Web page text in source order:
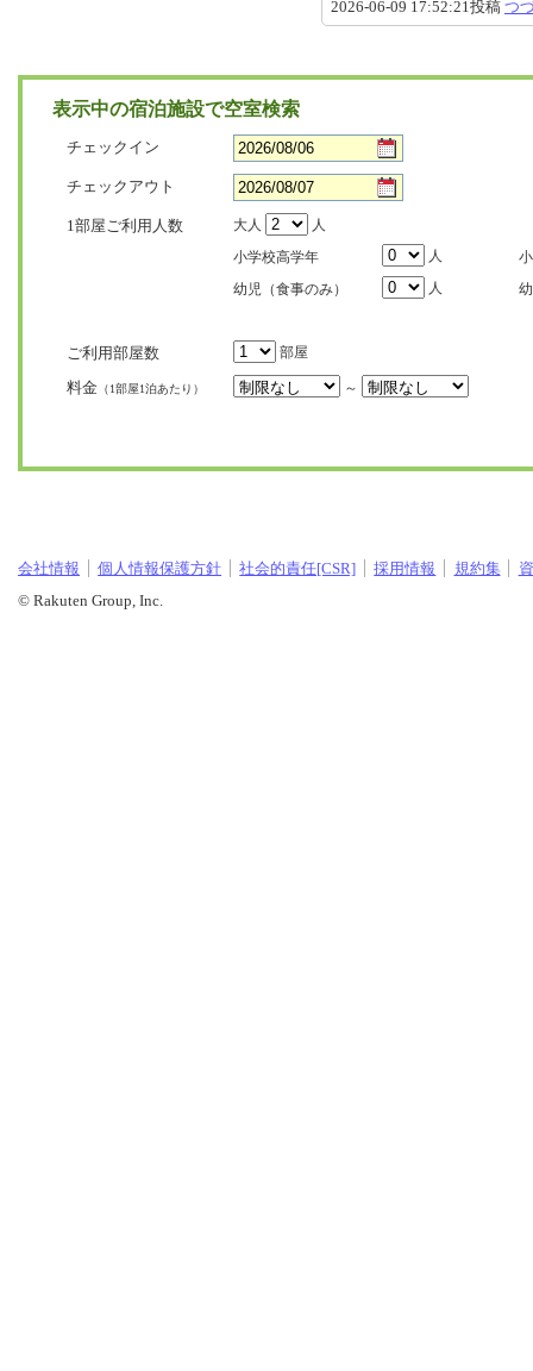
2026-06-09 17:52:21投稿 つ
表示中の宿泊施設で空室検索
チェックイン
チェックアウト
1部屋ご利用人数 大人
人
小学校高学年
人
幼児（食事のみ）
人
ご利用部屋数 部屋
料金 （1部屋1泊あたり） ～
会社情報 個人情報保護方針 社会的責任[CSR] 採用情報 規約集
© Rakuten Group, Inc.